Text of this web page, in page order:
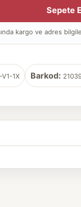
Sepete
kargo ve adres
1X Barkod: